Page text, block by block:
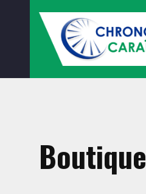
Présentation
Nouveautés
Boutique